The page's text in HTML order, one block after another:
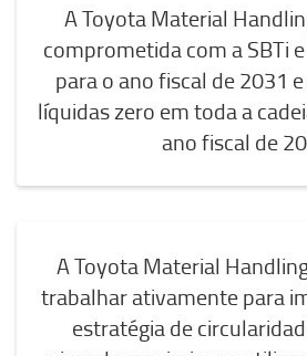
A Toyota Material
comprometida com a SBTi
para o ano fiscal de 2031
líquidas zero em toda a
ano fiscal de
A Toyota Material
trabalhar ativamente para
estratégia de